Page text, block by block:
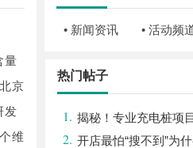
量
京
发
维
• 新闻资讯 • 活动频
热门帖子
1. 揭秘！专业充电桩项
竟藏着哪些行业秘诀？
2. 开店最怕“搜不到”为